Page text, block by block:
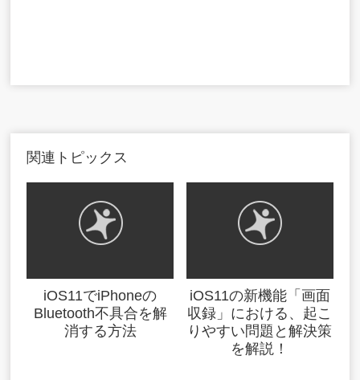
関連トピックス
iOS11でiPhoneの
Bluetooth不具合を解
消する方法
iOS11の新機能「画面
収録」における、起こ
りやすい問題と解決策
を解説！